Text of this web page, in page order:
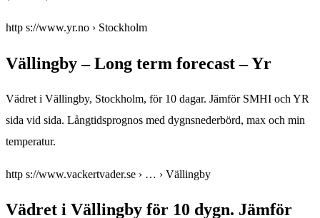
http s://www.yr.no › Stockholm
Vällingby – Long term forecast – Yr
Vädret i Vällingby, Stockholm, för 10 dagar. Jämför SMHI och YR
sida vid sida. Långtidsprognos med dygnsnederbörd, max och min
temperatur.
http s://www.vackertvader.se › … › Vällingby
Vädret i Vällingby för 10 dygn. Jämför